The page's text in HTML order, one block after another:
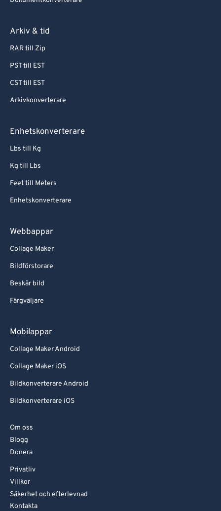
Arkiv & tid
RAR till Zip
PST till EST
CST till EST
Arkivkonverterare
Enhetskonverterare
Lbs till Kg
Kg till Lbs
Feet till Meters
Enhetskonverterare
Webbappar
Collage Maker
Bildförstorare
Beskär bild
Färgväljare
Mobilappar
Collage Maker Android
Collage Maker iOS
Bildkonverterare Android
Bildkonverterare iOS
Om oss
Blogg
Donera
Privatliv
Villkor
Säkerhet och efterlevnad
Kontakta